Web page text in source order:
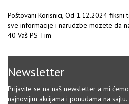
Poštovani Korisnici, Od 1.12.2024
sve informacije i narudzbe mozete da
40 Vaš PS Tim
Newsletter
Prijavite se na naš newsletter a mi
najnovijim akcijama i ponudama na sajtu.